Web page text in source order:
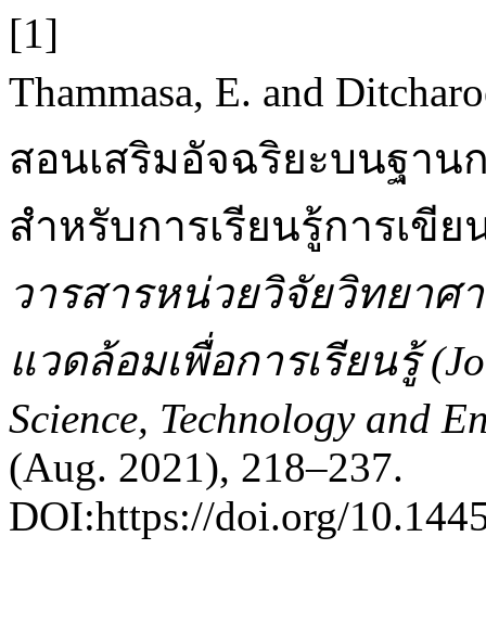
[1]
Thammasa, E. and
สอนเสริมอัจฉริยะบนฐาน
สำหรับการเรียนรู้การเขี
วารสารหน่วยวิจัยวิทยาศ
แวดล้อมเพื่อการเรียนรู้
Science, Technology and
(Aug. 2021), 218–237.
DOI:https://doi.org/